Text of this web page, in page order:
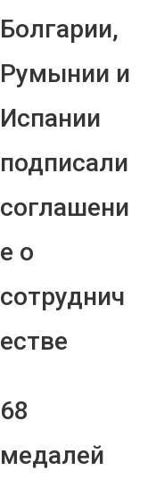
Болгарии,
Румынии и
Испании
подписали
соглашени
е о
сотруднич
естве
68
медалей